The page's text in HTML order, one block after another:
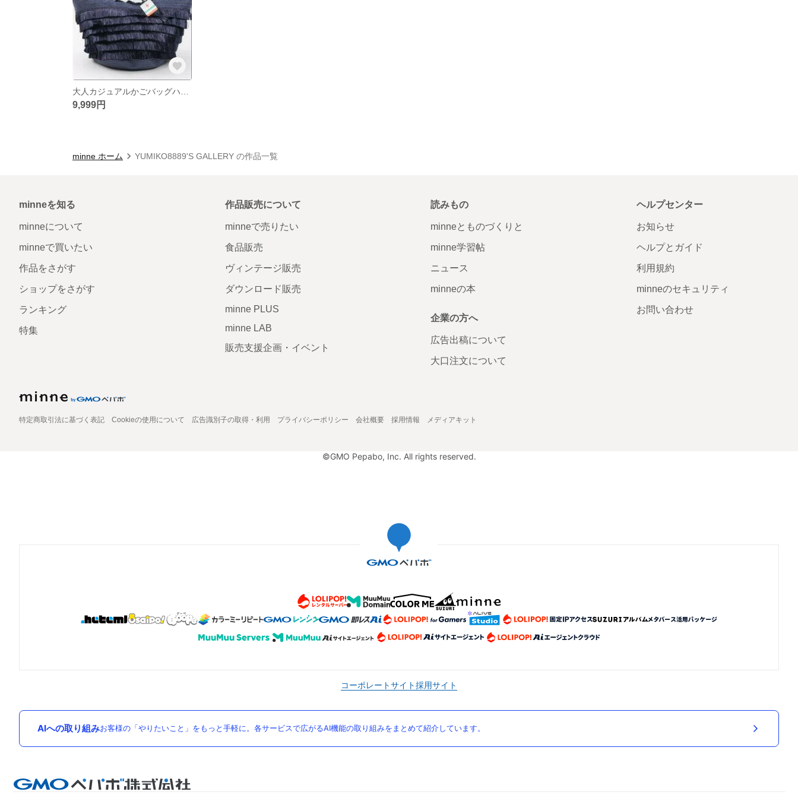
9,999円
minne ホーム YUMIKO8889'S GALLERY の作品一覧
minneを知る
minneについて
minneで買いたい
作品をさがす
ショップをさがす
ランキング
特集
作品販売について
minneで売りたい
食品販売
ヴィンテージ販売
ダウンロード販売
minne PLUS
minne LAB
販売支援企画・イベント
読みもの
minneとものづくりと
minne学習帖
ニュース
minneの本
企業の方へ
広告出稿について
大口注文について
ヘルプセンター
お知らせ
ヘルプとガイド
利用規約
minneのセキュリティ
お問い合わせ
特定商取引法に基づく表記 Cookieの使用について 広告識別子の取得・利用 プライバシーポリシー 会社概要 採用情報 メディアキット
©GMO Pepabo, Inc. All rights reserved.
コーポレートサイト採用サイト
AIへの取り組みお客様の「やりたいこと」をもっと手軽に。各サービスで広がるAI機能の取り組みをまとめて紹介しています。